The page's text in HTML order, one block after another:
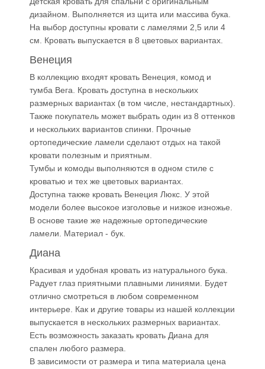
дизайном. Выполняется из щита или массива бука.
На выбор доступны кровати с ламелями 2,5 или 4
см. Кровать выпускается в 8 цветовых вариантах.
Венеция
В коллекцию входят кровать Венеция, комод и
тумба Вега. Кровать доступна в нескольких
размерных вариантах (в том числе, нестандартных).
Также покупатель может выбрать один из 8 оттенков
и нескольких вариантов спинки. Прочные
ортопедические ламели сделают отдых на такой
кровати полезным и приятным.
Тумбы и комоды выполняются в одном стиле с
кроватью и тех же цветовых вариантах.
Доступна также кровать Венеция Люкс. У этой
модели более высокое изголовье и низкое изножье.
В основе такие же надежные ортопедические
ламели. Материал - бук.
Диана
Красивая и удобная кровать из натурального бука.
Радует глаз приятными плавными линиями. Будет
отлично смотреться в любом современном
интерьере. Как и другие товары из нашей коллекции
выпускается в нескольких размерных вариантах.
Есть возможность заказать кровать Диана для
спален любого размера.
В зависимости от размера и типа материала цена